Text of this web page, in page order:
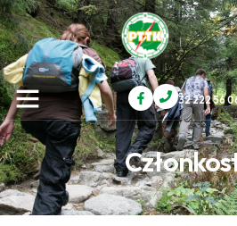
32 222 56